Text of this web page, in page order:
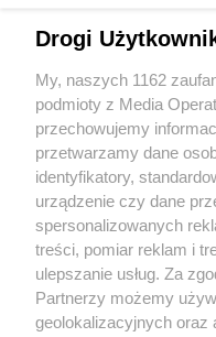
Wydawca mediów
Nie zapomnij
zapoznać się z:
polityką
Twojemiasto
Piekary Śląskie
Chorzów
Drogi
My, naszych 1162
podmioty z Media
przechowujemy
przetwarzamy dane
identyfikatory,
urządzenie czy dane
spersonalizowanych
treści, pomiar reklam i
ulepszanie usług. Za
Partnerzy możemy
geolokalizacyjnych oraz